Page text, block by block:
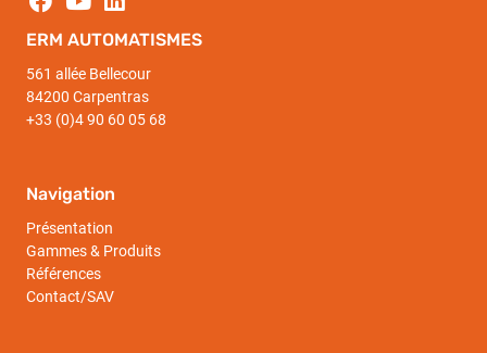
ERM AUTOMATISMES
561 allée Bellecour
84200 Carpentras
+33 (0)4 90 60 05 68
Navigation
Présentation
Gammes & Produits
Références
Contact/SAV